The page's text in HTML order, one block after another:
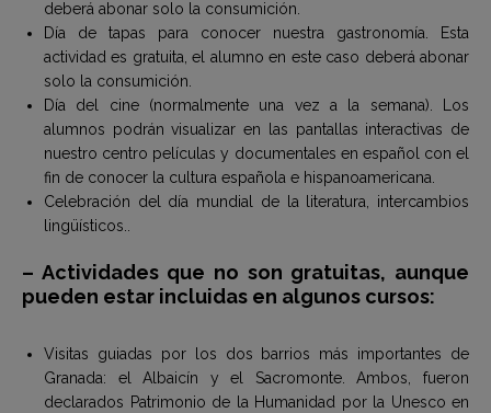
deberá abonar solo la consumición.
Día de tapas para conocer nuestra gastronomía. Esta
actividad es gratuita, el alumno en este caso deberá abonar
solo la consumición.
Día del cine (normalmente una vez a la semana). Los
alumnos podrán visualizar en las pantallas interactivas de
nuestro centro películas y documentales en español con el
fin de conocer la cultura española e hispanoamericana.
Celebración del día mundial de la literatura, intercambios
lingüísticos..
– Actividades que no son gratuitas, aunque
pueden estar incluidas en algunos cursos:
Visitas guiadas por los dos barrios más importantes de
Granada: el Albaicín y el Sacromonte. Ambos, fueron
declarados Patrimonio de la Humanidad por la Unesco en